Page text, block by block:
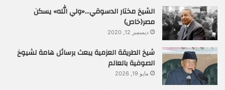
الشيخ مختار الدسوقي…«ولي الله» يسكن
مصر(خاص)
ديسمبر 12, 2020
شيخ الطريقة العزمية يبعث برسائل هامة لشيوخ
الصوفية بالعالم
مايو 19, 2026